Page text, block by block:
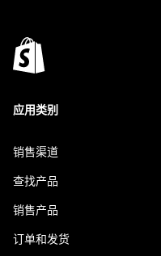
应用类别
销售渠道
查找产品
销售产品
订单和发货